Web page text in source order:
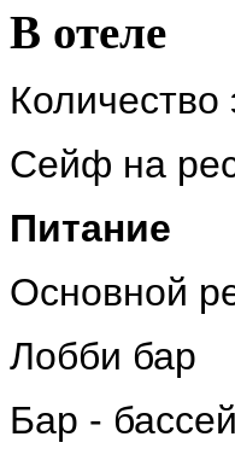
В отеле
Количество
Сейф на
Питание
Основной
Лобби бар
Бар -